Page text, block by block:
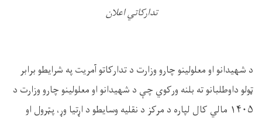
تدارکاتي اعلان
د شهیدانو او معلولینو چارو وزارت د تدارکاتو آمریت په شرایطو برابر
ټولو داوطلبانو ته بلنه ورکوي چې د شهیدانو او معلولینو چارو وزارت د
۱۴۰۵ مالي کال لپاره د مرکز د نقلیه وسایطو د اړتیا وړ، پټرول او